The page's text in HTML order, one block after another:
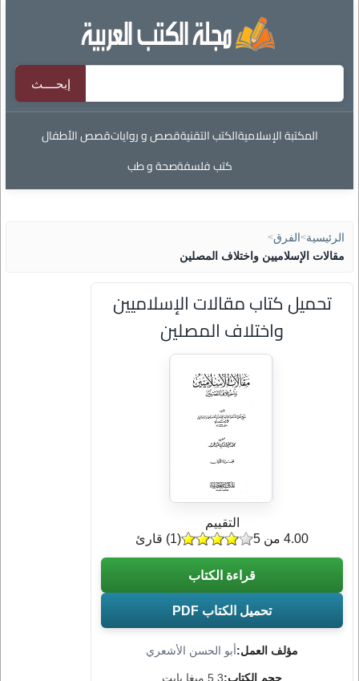
المكتبة الإسلاميةالكتب التقنيةقصص و رواياتقصص الأطفال
كتب فلسفةصحة و طب
الرئيسية> الفرق>
مقالات الإسلاميين واختلاف المصلين
تحميل كتاب مقالات الإسلاميين
واختلاف المصلين
مؤلف العمل:أبو الحسن الأشعري
حجم الكتاب:5.3 ميغا بايت
التقييم
(
1) قارئ 4.00 من 5
قراءة الكتاب
تحميل الكتاب PDF